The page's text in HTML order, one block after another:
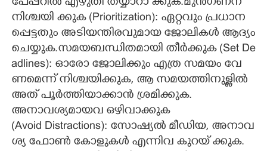
നി​ശ്ച​യി​ ​ക്കു​ക​ ​(​P​r​i​o​r​i​t​i​z​a​t​i​o​n​)​:​ ​ഏ​റ്റ​വും​ ​പ്ര​ധാ​ന​
പ്പെ​ട്ട​തും​ ​അ​ടി​യ​ന്തി​ര​വു​മാ​യ​ ​ജോ​ലി​ക​ൾ​ ​ആ​ദ്യം​
​ചെ​യ്യു​ക.​സ​മ​യ​ബ​ന്ധി​ത​മാ​യി​ ​തീ​ർ​ക്കു​ക​ ​(​S​e​t​ ​D​e​
a​d​l​i​n​e​s​)​:​ ​ഓ​രോ​ ​ജോ​ലി​ക്കും​ ​എ​ത്ര​ ​സ​മ​യം​ ​വേ​
ണ​മെ​ന്ന് ​നി​ശ്ച​യി​ക്കു​ക,​ ​ആ​ ​സ​മ​യ​ത്തി​നു​ള്ളി​ൽ​ ​
അ​ത് ​പൂ​ർ​ത്തി​യാ​ക്കാ​ൻ​ ​ശ്ര​മി​ക്കു​ക.
അ​നാ​വ​ശ്യ​മാ​യ​വ​ ​ഒ​ഴി​വാ​ക്കു​ക​ ​
(​A​v​o​i​d​ ​D​i​s​t​r​a​c​t​i​o​n​s​)​:​ ​സോ​ഷ്യ​ൽ​ ​മീ​ഡി​യ,​ ​അ​നാ​വ​
ശ്യ​ ​ഫോ​ൺ​ ​കോ​ളു​ക​ൾ​ ​എ​ന്നി​വ​ ​കു​റ​യ് ​ക്കു​ക.​